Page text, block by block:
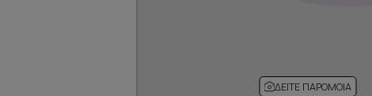
ΔΕΊΤΕ ΠΑΡΌΜΟΙΑ